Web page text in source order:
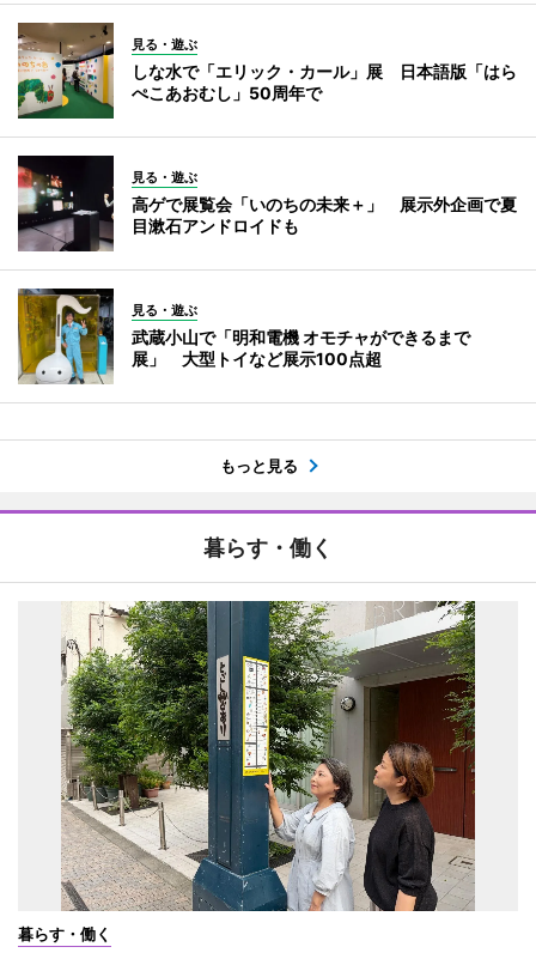
見る・遊ぶ
しな水で「エリック・カール」展 日本語版「はら
ぺこあおむし」50周年で
見る・遊ぶ
高ゲで展覧会「いのちの未来＋」 展示外企画で夏
目漱石アンドロイドも
見る・遊ぶ
武蔵小山で「明和電機 オモチャができるまで
展」 大型トイなど展示100点超
もっと見る
暮らす・働く
暮らす・働く